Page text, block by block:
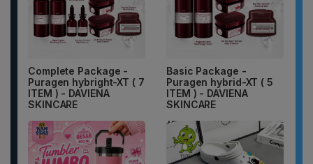
Complete Package -
Puragen hybright-XT ( 7
ITEM ) - DAVIENA
SKINCARE
Basic Package -
Puragen hybrid-XT ( 5
ITEM ) - DAVIENA
SKINCARE